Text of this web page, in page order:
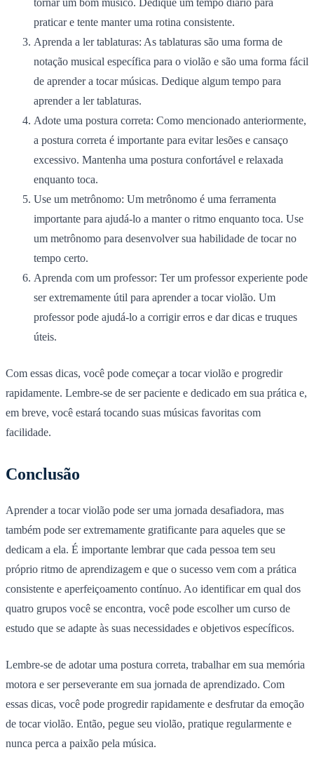
praticar e tente manter uma rotina consistente.
Aprenda a ler tablaturas: As tablaturas são uma forma de
notação musical específica para o violão e são uma forma fácil
de aprender a tocar músicas. Dedique algum tempo para
aprender a ler tablaturas.
Adote uma postura correta: Como mencionado anteriormente,
a postura correta é importante para evitar lesões e cansaço
excessivo. Mantenha uma postura confortável e relaxada
enquanto toca.
Use um metrônomo: Um metrônomo é uma ferramenta
importante para ajudá-lo a manter o ritmo enquanto toca. Use
um metrônomo para desenvolver sua habilidade de tocar no
tempo certo.
Aprenda com um professor: Ter um professor experiente pode
ser extremamente útil para aprender a tocar violão. Um
professor pode ajudá-lo a corrigir erros e dar dicas e truques
úteis.
Com essas dicas, você pode começar a tocar violão e progredir
rapidamente. Lembre-se de ser paciente e dedicado em sua prática e,
em breve, você estará tocando suas músicas favoritas com
facilidade.
Conclusão
Aprender a tocar violão pode ser uma jornada desafiadora, mas
também pode ser extremamente gratificante para aqueles que se
dedicam a ela. É importante lembrar que cada pessoa tem seu
próprio ritmo de aprendizagem e que o sucesso vem com a prática
consistente e aperfeiçoamento contínuo. Ao identificar em qual dos
quatro grupos você se encontra, você pode escolher um curso de
estudo que se adapte às suas necessidades e objetivos específicos.
Lembre-se de adotar uma postura correta, trabalhar em sua memória
motora e ser perseverante em sua jornada de aprendizado. Com
essas dicas, você pode progredir rapidamente e desfrutar da emoção
de tocar violão. Então, pegue seu violão, pratique regularmente e
nunca perca a paixão pela música.